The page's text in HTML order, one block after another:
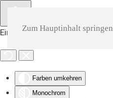
Eingabehilfen öffnen
Farben umkehren
Monochrom
Zum Hauptinhalt springen